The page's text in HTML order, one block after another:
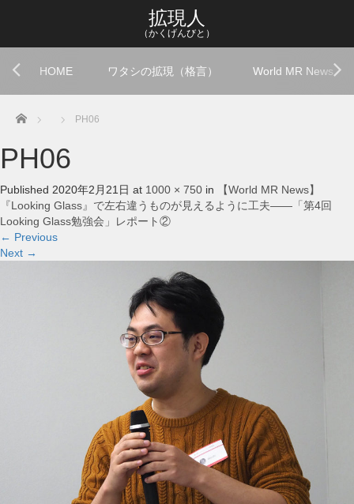
拡現人
（かくげんびと）
HOME ワタシの拡現（格言） World MR News
Home PH06
PH06
Published 2020年2月21日 at 1000 × 750 in
【World MR News】
『Looking Glass』で左右違うものが見えるように工夫――「第4回
Looking Glass勉強会」レポート②
← Previous
Next →